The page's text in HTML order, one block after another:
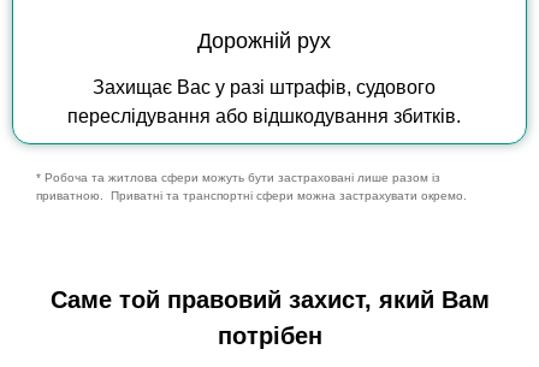
Дорожній рух
Захищає Вас у разі штрафів, судового
переслідування або відшкодування збитків.
* Робоча та житлова сфери можуть бути застраховані лише разом із
приватною
Приватні та транспортні сфери можна застрахувати окремо
Саме той правовий захист, який Вам
потрібен